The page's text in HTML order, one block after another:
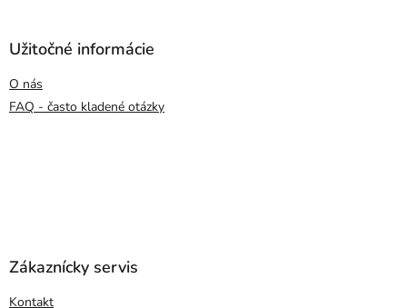
Užitočné informácie
O nás
FAQ - často kladené otázky
Zákaznícky servis
Kontakt